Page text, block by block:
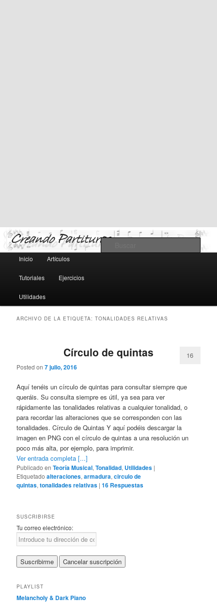
Teoría y notación musical, software y MIDI
Menú
Ir
al
contenido
principal
Ir
al
contenido
secundario
Inicio Artículos
Tutoriales Ejercicios
Utilidades
ARCHIVO DE LA ETIQUETA:TONALIDADES RELATIVAS
Círculo de quintas
Posted on7 julio, 2016
16
Aquí tenéis un círculo de quintas para consultar siempre que
queráis. Su consulta siempre es útil, ya sea para ver
rápidamente las tonalidades relativas a cualquier tonalidad, o
para recordar las alteraciones que se corresponden con las
tonalidades. Círculo de Quintas Y aquí podéis descargar la
imagen en PNG con el círculo de quintas a una resolución un
poco más alta, por ejemplo, para imprimir.
Ver entrada completa [...]
Publicado en Teoría Musical,Tonalidad, Utilidades |
Etiquetado alteraciones,armadura,circulo de
quintas,tonalidades relativas |16 Respuestas
SUSCRIBIRSE
Tu correo electrónico:
PLAYLIST
Melancholy & Dark Piano